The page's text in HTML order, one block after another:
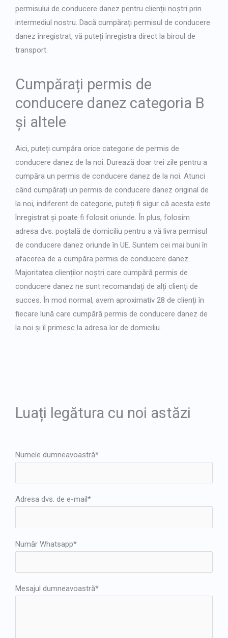
permisului de conducere danez pentru clienții noștri prin
intermediul nostru. Dacă cumpărați permisul de conducere
danez înregistrat, vă puteți înregistra direct la biroul de
transport.
Cumpărați permis de
conducere danez categoria B
și altele
Aici, puteți cumpăra orice categorie de permis de
conducere danez de la noi. Durează doar trei zile pentru a
cumpăra un permis de conducere danez de la noi. Atunci
când cumpărați un permis de conducere danez original de
la noi, indiferent de categorie, puteți fi sigur că acesta este
înregistrat și poate fi folosit oriunde. În plus, folosim
adresa dvs. poștală de domiciliu pentru a vă livra permisul
de conducere danez oriunde în UE. Suntem cei mai buni în
afacerea de a cumpăra permis de conducere danez.
Majoritatea clienților noștri care cumpără permis de
conducere danez ne sunt recomandați de alți clienți de
succes. În mod normal, avem aproximativ 28 de clienți în
fiecare lună care cumpără permis de conducere danez de
la noi și îl primesc la adresa lor de domiciliu.
Luați legătura cu noi astăzi
Numele dumneavoastră*
Adresa dvs. de e-mail*
Număr Whatsapp*
Mesajul dumneavoastră*